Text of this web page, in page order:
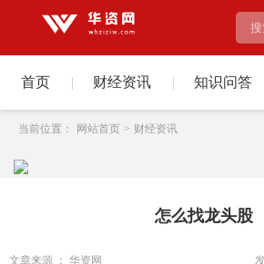
首页 | 财经资讯 | 知识问答
当前位置： 网站首页 > 财经资讯
怎么找龙头股
文章来源 ： 华资网